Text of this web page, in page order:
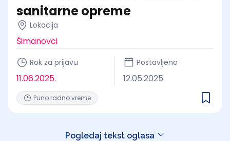
sanitarne opreme
Lokacija
Šimanovci
Rok za prijavu
11.06.2025.
Postavljeno
12.05.2025.
Puno radno vreme
Pogledaj tekst oglasa